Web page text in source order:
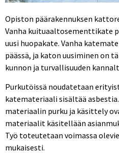
Opiston päärakennuksen
Vanha kuituaaltosementtikate
uusi huopakate. Vanha
päässä, ja katon uusiminen on
kunnon ja turvallisuuden
Purkutöissä noudatetaan
katemateriaali sisältää
materiaalin purku ja käsittely
materiaalit käsitellään
Työ toteutetaan voimassa
mukaisesti.